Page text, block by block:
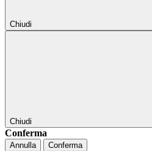
Chiudi
Chiudi
Conferma
Annulla Conferma